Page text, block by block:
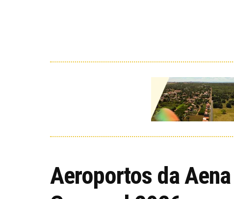
Aeroportos da